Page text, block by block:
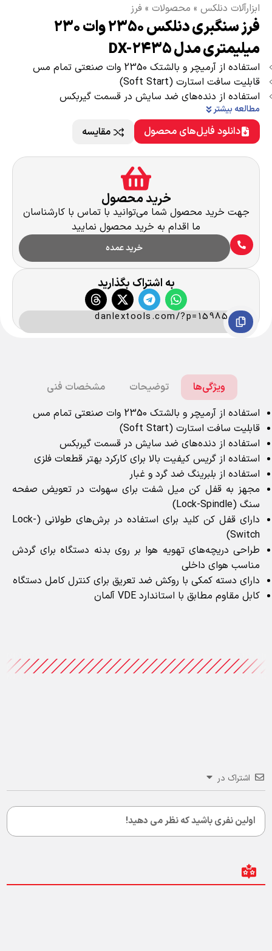
ابزارآلات دنلکس » محصولات » فرز
فرز سنگبری دنلکس 2350 وات 230
میلیمتری مدل DX-2435
استفاده از آرمیچر و بالشتک 2350 وات صنعتی تمام مس
قابلیت سافت استارت (Soft Start)
استفاده از دنده‌های ضد سایش در قسمت گیربکس
مطالعه بیشتر
دانلود فایل‌های محصول مقایسه
خرید محصول
جهت خرید محصول شما می‌توانید با تماس با کارشناسان
ما اقدام به خرید محصول نمایید
خرید عمده
به اشتراک بگذارید
danlextools.com/?p=15985
ویژگی‌ها توضیحات
مشخصات فنی
استفاده از آرمیچر و بالشتک 2350 وات صنعتی تمام مس
قابلیت سافت استارت (Soft Start)
استفاده از دنده‌های ضد سایش در قسمت گیربکس
استفاده از گریس کیفیت بالا برای کارکرد بهتر قطعات فلزی
استفاده از بلبرینگ ضد گرد و غبار
مجهز به قفل کن میل شفت برای سهولت در تعویض صفحه
سنگ (Lock-Spindle)
دارای قفل کن کلید برای استفاده در برش‌های طولانی (Lock-
Switch)
طراحی دریچه‌های تهویه هوا بر روی بدنه دستگاه برای گردش
مناسب هوای داخلی
دارای دسته کمکی با روکش ضد تعریق برای کنترل کامل دستگاه
کابل مقاوم مطابق با استاندارد VDE آلمان
اشتراک در